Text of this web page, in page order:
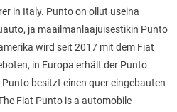
in Italy. Punto on ollut useina
ja maailmanlaajuisestikin Punto
wird seit 2017 mit dem Fiat
in Europa erhält der Punto
besitzt einen quer eingebauten
Fiat Punto is a automobile